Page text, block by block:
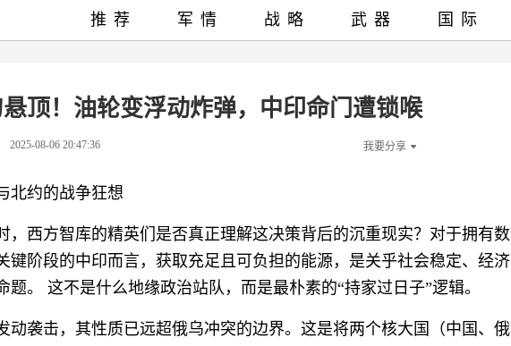
顶！油轮变浮动炸弹，中印命门遭锁喉
2025-08-06 20:47:36 我要分享
北约的战争狂想
，西方智库的精英们是否真正理解这决策背后的沉重现实？对于拥有数
键阶段的中印而言，获取充足且可负担的能源，是关乎社会稳定、经济
。 这不是什么地缘政治站队，而是最朴素的“持家过日子”逻辑。
动袭击，其性质已远超俄乌冲突的边界。这是将两个核大国（中国、俄
推荐 军情 战略 武器 国际